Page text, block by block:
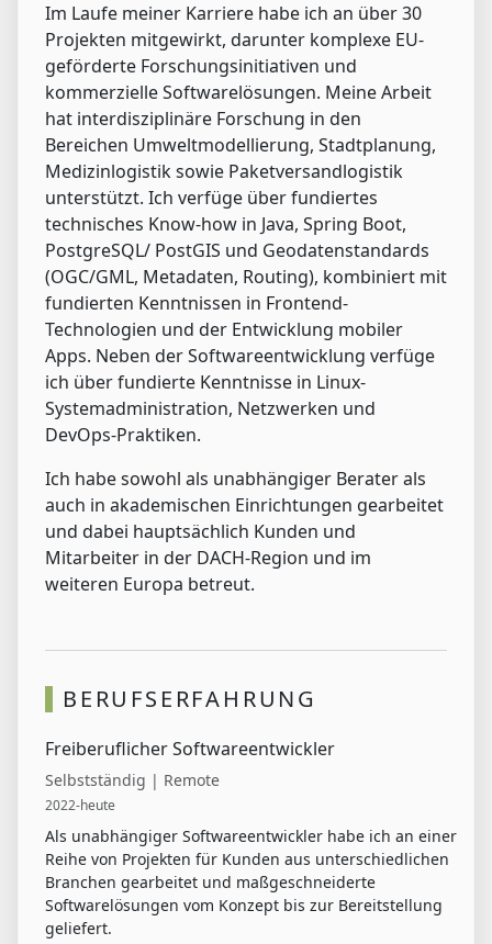
Im Laufe meiner Karriere habe ich an über 30
Projekten mitgewirkt, darunter komplexe EU-
geförderte Forschungsinitiativen und
kommerzielle Softwarelösungen. Meine Arbeit
hat interdisziplinäre Forschung in den
Bereichen Umweltmodellierung, Stadtplanung,
Medizinlogistik sowie Paketversandlogistik
unterstützt. Ich verfüge über fundiertes
technisches Know-how in Java, Spring Boot,
PostgreSQL/ PostGIS und Geodatenstandards
(OGC/GML, Metadaten, Routing), kombiniert mit
fundierten Kenntnissen in Frontend-
Technologien und der Entwicklung mobiler
Apps. Neben der Softwareentwicklung verfüge
ich über fundierte Kenntnisse in Linux-
Systemadministration, Netzwerken und
DevOps-Praktiken.
Ich habe sowohl als unabhängiger Berater als
auch in akademischen Einrichtungen gearbeitet
und dabei hauptsächlich Kunden und
Mitarbeiter in der DACH-Region und im
weiteren Europa betreut.
BERUFSERFAHRUNG
Freiberuflicher Softwareentwickler
Selbstständig | Remote
2022-heute
Als unabhängiger Softwareentwickler habe ich an einer
Reihe von Projekten für Kunden aus unterschiedlichen
Branchen gearbeitet und maßgeschneiderte
Softwarelösungen vom Konzept bis zur Bereitstellung
geliefert.